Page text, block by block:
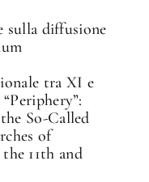
sulla diffusione
tra XI e
So-Called
of
11th and